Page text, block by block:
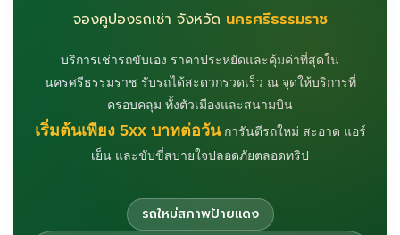
จองคูปองรถเช่า จังหวัด นครศรีธรรมราช
บริการเช่ารถขับเอง ราคาประหยัดและคุ้มค่าที่สุดใน
นครศรีธรรมราช รับรถได้สะดวกรวดเร็ว ณ จุดให้บริการที่
ครอบคลุม ทั้งตัวเมืองและสนามบิน
เริ่มต้นเพียง 5xx บาทต่อวันการันตีรถใหม่ สะอาด แอร์
เย็น และขับขี่สบายใจปลอดภัยตลอดทริป
รถใหม่สภาพป้ายแดง